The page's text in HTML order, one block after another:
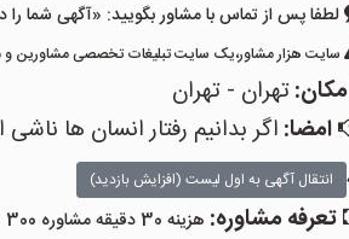
لطفا پس از تماس با مشاور بگویید: «آگهی شما را در سایت
سایت هزار مشاور،یک سایت تبلیغات تخصصی مشاورین و
مکان:تهران - تهران
امضا:اگر بدانیم رفتار انسان ها
انتقال آگهی به اول لیست (افزایش بازدید)
تعرفه مشاوره: هزینه 30 دقیقه مشاوره 300 هزار تومان ، 50 دقیقه 450 هزار تومان می‌باشد.حضوری خیابان جام جم .